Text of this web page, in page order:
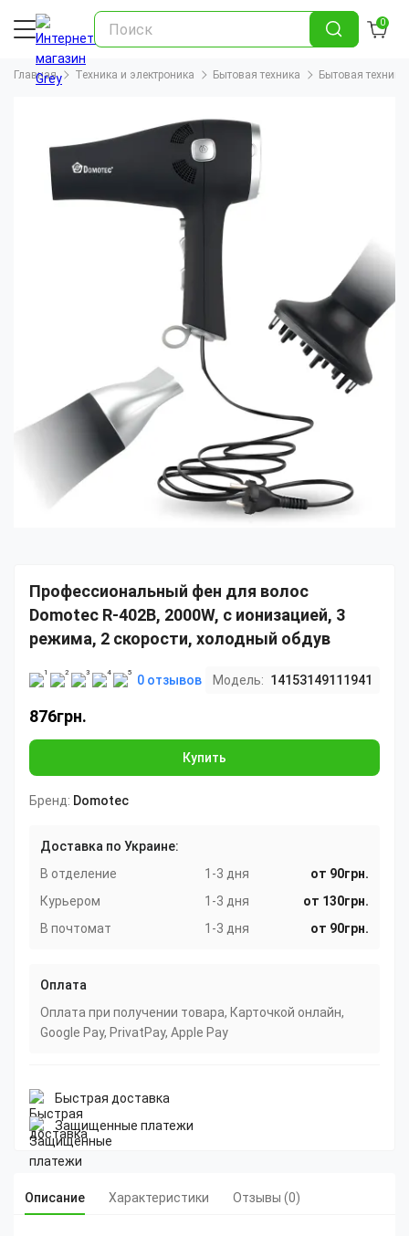
0
Главная Техника и электроника Бытовая техника Бытовая
Профессиональный фен для волос
Domotec R-402B, 2000W, с ионизацией, 3
режима, 2 скорости, холодный обдув
0 отзывов Модель: 14153149111941
876грн.
Купить
Бренд: Domotec
Доставка по Украине:
В отделение
1-3 дня
от 90грн.
Курьером
1-3 дня
от 130грн.
В почтомат
1-3 дня от 90грн.
Оплата
Оплата при получении товара, Карточкой онлайн,
Google Pay, PrivatPay, Apple Pay
Быстрая доставка
Защищенные платежи
Описание Характеристики Отзывы (0)